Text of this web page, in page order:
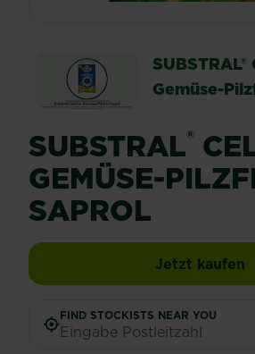
Gemüse-
SUBSTRAL®
GEMÜSE-
SAPROL
Jetzt kaufen
FIND STOCKISTS NEAR YOU